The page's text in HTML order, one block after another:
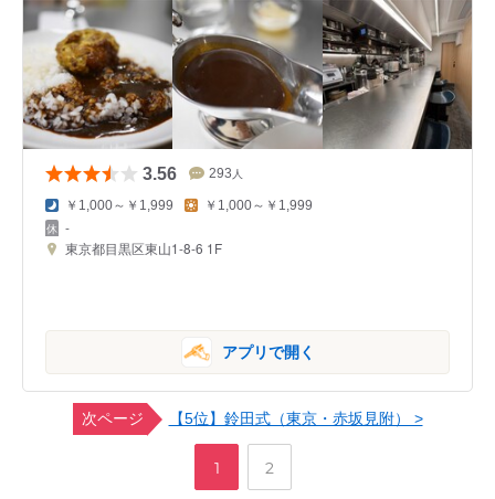
3.56 293 人
￥1,000～￥1,999 ￥1,000～￥1,999
-
東京都目黒区東山1-8-6 1F
アプリで開く
次ページ 【5位】鈴田式（東京・赤坂見附） >
ペ1
,
ペ
2